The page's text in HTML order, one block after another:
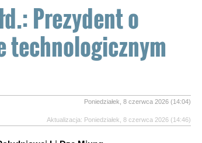
Prezydent o
technologicznym
Poniedziałek, 8 czerwca 2026 (14:04)
Aktualizacja: Poniedziałek, 8 czerwca 2026 (14:46)